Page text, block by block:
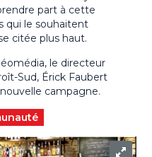
part à cette
qui le souhaitent
citée plus haut.
le directeur
Sud, Érick Faubert
campagne.